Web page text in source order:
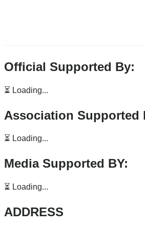
Official Supported By:
⏳ Loading...
Association Supported
⏳ Loading...
Media Supported BY:
⏳ Loading...
ADDRESS